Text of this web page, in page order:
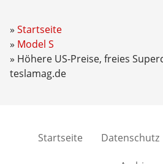
Startseite
Model S
Höhere US-Preise, freies
teslamag.de
Startseite Datenschutz